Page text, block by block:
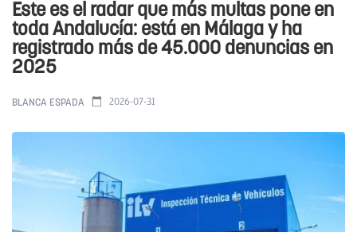
Este es el radar que más multas pone en
toda Andalucía: está en Málaga y ha
registrado más de 45.000 denuncias en
2025
BLANCA ESPADA 2026-07-31